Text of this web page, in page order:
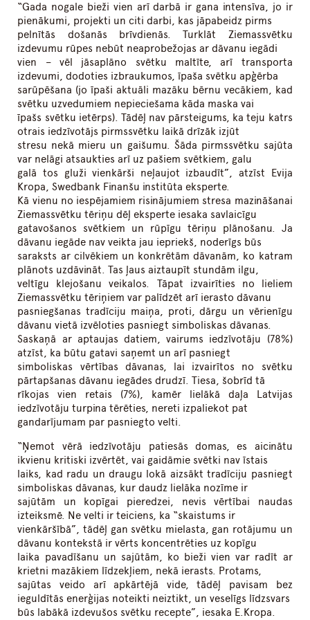
“Gada nogale bieži vien arī darbā ir gana intensīva, jo ir
pienākumi, projekti un citi darbi, kas jāpabeidz pirms
pelnītās došanās brīvdienās. Turklāt Ziemassvētku
izdevumu rūpes nebūt neaprobežojas ar dāvanu iegādi
vien – vēl jāsaplāno svētku maltīte, arī transporta
izdevumi, dodoties izbraukumos, īpaša svētku apģērba
sarūpēšana (jo īpaši aktuāli mazāku bērnu vecākiem, kad
svētku uzvedumiem nepieciešama kāda maska vai
īpašs svētku ietērps). Tādēļ nav pārsteigums, ka teju katrs
otrais iedzīvotājs pirmssvētku laikā drīzāk izjūt
stresu nekā mieru un gaišumu. Šāda pirmssvētku sajūta
var nelāgi atsaukties arī uz pašiem svētkiem, galu
galā tos gluži vienkārši neļaujot izbaudīt”, atzīst Evija
Kropa, Swedbank Finanšu institūta eksperte.
Kā vienu no iespējamiem risinājumiem stresa mazināšanai
Ziemassvētku tēriņu dēļ eksperte iesaka savlaicīgu
gatavošanos svētkiem un rūpīgu tēriņu plānošanu. Ja
dāvanu iegāde nav veikta jau iepriekš, noderīgs būs
saraksts ar cilvēkiem un konkrētām dāvanām, ko katram
plānots uzdāvināt. Tas ļaus aiztaupīt stundām ilgu,
veltīgu klejošanu veikalos. Tāpat izvairīties no lieliem
Ziemassvētku tēriņiem var palīdzēt arī ierasto dāvanu
pasniegšanas tradīciju maiņa, proti, dārgu un vērienīgu
dāvanu vietā izvēloties pasniegt simboliskas dāvanas.
Saskaņā ar aptaujas datiem, vairums iedzīvotāju (78%)
atzīst, ka būtu gatavi saņemt un arī pasniegt
simboliskas vērtības dāvanas, lai izvairītos no svētku
pārtapšanas dāvanu iegādes drudzī. Tiesa, šobrīd tā
rīkojas vien retais (7%), kamēr lielākā daļa Latvijas
iedzīvotāju turpina tērēties, nereti izpaliekot pat
gandarījumam par pasniegto velti.
“Ņemot vērā iedzīvotāju patiesās domas, es aicinātu
ikvienu kritiski izvērtēt, vai gaidāmie svētki nav īstais
laiks, kad radu un draugu lokā aizsākt tradīciju pasniegt
simboliskas dāvanas, kur daudz lielāka nozīme ir
sajūtām un kopīgai pieredzei, nevis vērtībai naudas
izteiksmē. Ne velti ir teiciens, ka “skaistums ir
vienkāršībā”, tādēļ gan svētku mielasta, gan rotājumu un
dāvanu kontekstā ir vērts koncentrēties uz kopīgu
laika pavadīšanu un sajūtām, ko bieži vien var radīt ar
krietni mazākiem līdzekļiem, nekā ierasts. Protams,
sajūtas veido arī apkārtējā vide, tādēļ pavisam bez
ieguldītās enerģijas noteikti neiztikt, un veselīgs līdzsvars
būs labākā izdevušos svētku recepte”, iesaka E.Kropa.